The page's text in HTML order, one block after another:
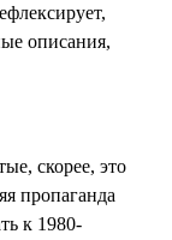
описания,
скорее, это
пропаганда
к 1980-